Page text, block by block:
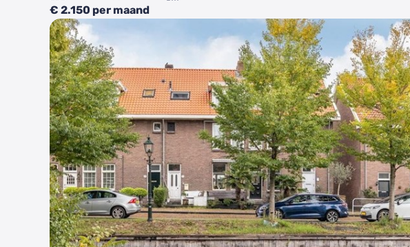
€ 2.150 per maand